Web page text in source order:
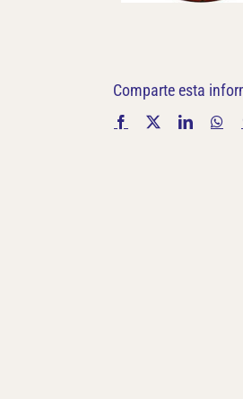
Comparte esta
Facebook LinkedIn